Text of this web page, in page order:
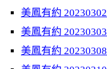
美鳳有約
美鳳有約
美鳳有約